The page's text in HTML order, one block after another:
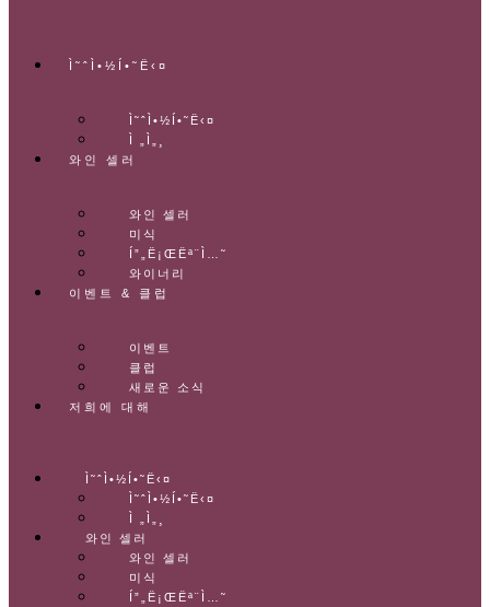
Ì˜ˆÌ•½Í•˜Ë‹¤
Ì˜ˆÌ•½Í•˜Ë‹¤
Ì „Ì„¸
와인 셀러
와인 셀러
미식
Í”„Ë¡ŒËª¨Ì…˜
와이너리
이벤트 & 클럽
이벤트
클럽
새로운 소식
저희에 대해
Ì˜ˆÌ•½Í•˜Ë‹¤
Ì˜ˆÌ•½Í•˜Ë‹¤
Ì „Ì„¸
와인 셀러
와인 셀러
미식
Í”„Ë¡ŒËª¨Ì…˜